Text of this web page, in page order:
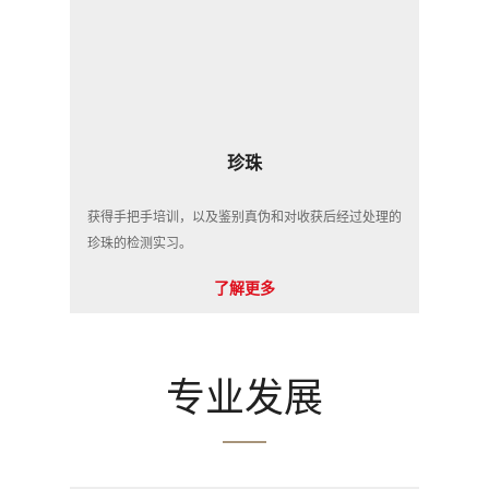
珍珠
获得手把手培训，以及鉴别真伪和对收获后经过处理的
珍珠的检测实习。
了解更多
专业发展